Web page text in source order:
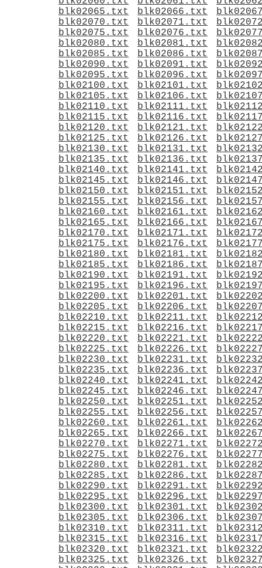
blk02065.txt
blk02066.txt
blk02070.txt
blk02071.txt
blk02075.txt
blk02076.txt
blk02080.txt
blk02081.txt
blk02085.txt
blk02086.txt
blk02090.txt
blk02091.txt
blk02095.txt
blk02096.txt
blk02100.txt
blk02101.txt
blk02105.txt
blk02106.txt
blk02110.txt
blk02111.txt
blk02115.txt
blk02116.txt
blk02120.txt
blk02121.txt
blk02125.txt
blk02126.txt
blk02130.txt
blk02131.txt
blk02135.txt
blk02136.txt
blk02140.txt
blk02141.txt
blk02145.txt
blk02146.txt
blk02150.txt
blk02151.txt
blk02155.txt
blk02156.txt
blk02160.txt
blk02161.txt
blk02165.txt
blk02166.txt
blk02170.txt
blk02171.txt
blk02175.txt
blk02176.txt
blk02180.txt
blk02181.txt
blk02185.txt
blk02186.txt
blk02190.txt
blk02191.txt
blk02195.txt
blk02196.txt
blk02200.txt
blk02201.txt
blk02205.txt
blk02206.txt
blk02210.txt
blk02211.txt
blk02215.txt
blk02216.txt
blk02220.txt
blk02221.txt
blk02225.txt
blk02226.txt
blk02230.txt
blk02231.txt
blk02235.txt
blk02236.txt
blk02240.txt
blk02241.txt
blk02245.txt
blk02246.txt
blk02250.txt
blk02251.txt
blk02255.txt
blk02256.txt
blk02260.txt
blk02261.txt
blk02265.txt
blk02266.txt
blk02270.txt
blk02271.txt
blk02275.txt
blk02276.txt
blk02280.txt
blk02281.txt
blk02285.txt
blk02286.txt
blk02290.txt
blk02291.txt
blk02295.txt
blk02296.txt
blk02300.txt
blk02301.txt
blk02305.txt
blk02306.txt
blk02310.txt
blk02311.txt
blk02315.txt
blk02316.txt
blk02320.txt
blk02321.txt
blk02325.txt
blk02326.txt